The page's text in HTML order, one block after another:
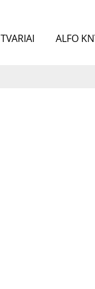
TVARIAI ALFO